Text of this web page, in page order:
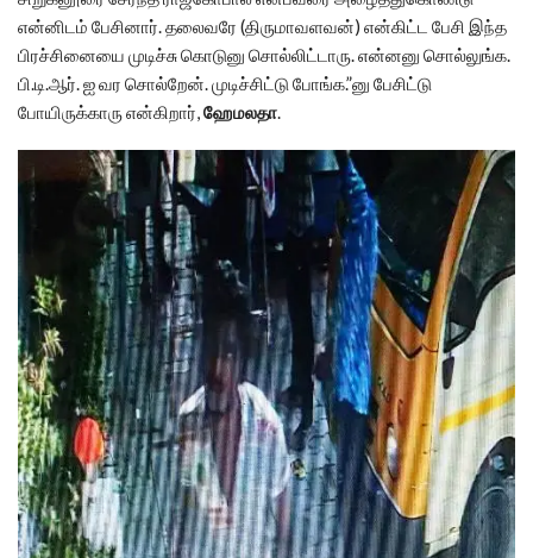
என்னிடம் பேசினார். தலைவரே (திருமாவளவன்) என்கிட்ட பேசி இந்த
பிரச்சினையை முடிச்சு கொடுனு சொல்லிட்டாரு. என்னனு சொல்லுங்க.
பி.டி.ஆர். ஐ வர சொல்றேன். முடிச்சிட்டு போங்க.”னு பேசிட்டு
போயிருக்காரு என்கிறார்,ஹேமலதா.